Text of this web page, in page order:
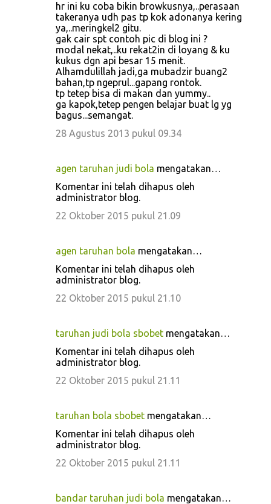
hr ini ku coba bikin browkusnya,..perasaan
takeranya udh pas tp kok adonanya kering
ya,..meringkel2 gitu.
gak cair spt contoh pic di blog ini ?
modal nekat,..ku rekat2in di loyang & ku
kukus dgn api besar 15 menit.
Alhamdulillah jadi,ga mubadzir buang2
bahan,tp ngeprul...gapang rontok.
tp tetep bisa di makan dan yummy..
ga kapok,tetep pengen belajar buat lg yg
bagus...semangat.
28 Agustus 2013 pukul 09.34
agen taruhan judi bola mengatakan…
Komentar ini telah dihapus oleh
administrator blog.
22 Oktober 2015 pukul 21.09
agen taruhan bola mengatakan…
Komentar ini telah dihapus oleh
administrator blog.
22 Oktober 2015 pukul 21.10
taruhan judi bola sbobet mengatakan…
Komentar ini telah dihapus oleh
administrator blog.
22 Oktober 2015 pukul 21.11
taruhan bola sbobet mengatakan…
Komentar ini telah dihapus oleh
administrator blog.
22 Oktober 2015 pukul 21.11
bandar taruhan judi bola mengatakan…